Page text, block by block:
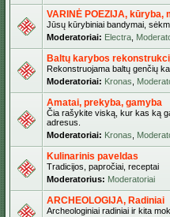
VARINĖ POEZIJA, kūryba,
Jūsų kūrybiniai bandymai,
Moderatoriai: Electra
Baltų karybos
Rekonstruojama baltų genčių
Moderatoriai: Kronas
Amatai, prekyba, gamyba
Čia rašykite viską, kur kas ką
adresus.
Moderatoriai: Kronas
Kulinarinis paveldas
Tradicijos, papročiai, receptai
Moderatorius: Moderatoriai
ARCHEOLOGIJA, Radiniai
Archeologiniai radiniai ir kita